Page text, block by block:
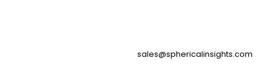
sales@sphericalinsights.com